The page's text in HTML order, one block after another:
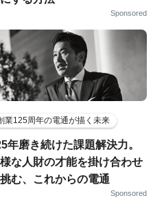
Sponsored
業125周年の電通が描く未来
年磨き続けた課題解決力。
な人財の才能を掛け合わせ
む、これからの電通
Sponsored